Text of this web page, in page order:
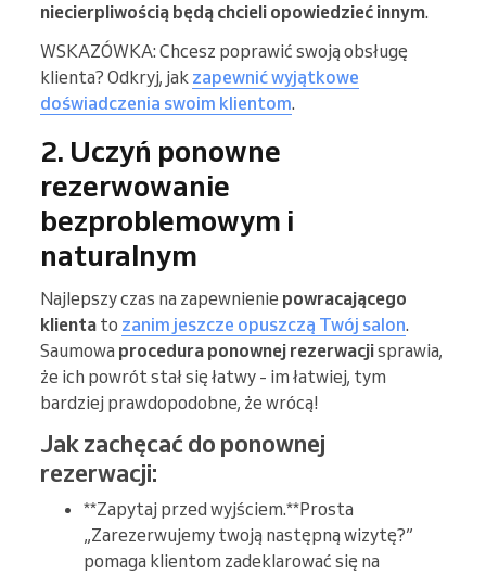
niecierpliwością będą chcieli opowiedzieć innym.
WSKAZÓWKA: Chcesz poprawić swoją obsługę
klienta? Odkryj, jak zapewnić wyjątkowe
doświadczenia swoim klientom.
2. Uczyń ponowne
rezerwowanie
bezproblemowym i
naturalnym
Najlepszy czas na zapewnienie powracającego
klienta to zanim jeszcze opuszczą Twój salon.
Saumowa procedura ponownej rezerwacjisprawia,
że ich powrót stał się łatwy - im łatwiej, tym
bardziej prawdopodobne, że wrócą!
Jak zachęcać do ponownej
rezerwacji:
**Zapytaj przed wyjściem.**Prosta
„Zarezerwujemy twoją następną wizytę?”
pomaga klientom zadeklarować się na